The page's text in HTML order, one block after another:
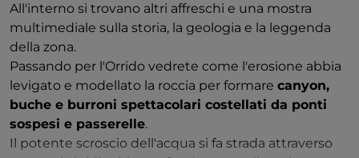
All'interno si trovano altri affreschi e una mostra
multimediale sulla storia, la geologia e la leggenda
della zona.
Passando per l'Orrido vedrete come l'erosione abbia
levigato e modellato la roccia per formare canyon,
buche e burroni spettacolari costellati da ponti
sospesi e passerelle.
Il potente scroscio dell'acqua si fa strada attraverso